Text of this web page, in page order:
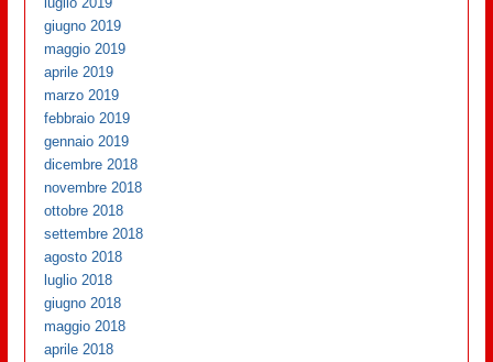
giugno 2019
maggio 2019
aprile 2019
marzo 2019
febbraio 2019
gennaio 2019
dicembre 2018
novembre 2018
ottobre 2018
settembre 2018
agosto 2018
luglio 2018
giugno 2018
maggio 2018
aprile 2018